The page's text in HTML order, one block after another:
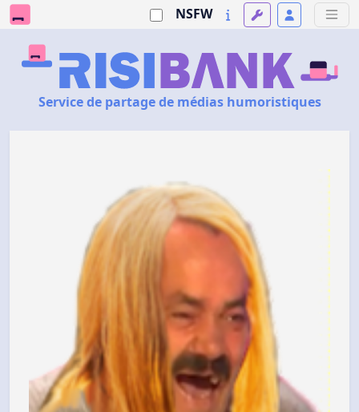
NSFW
Service de partage de médias humoristiques